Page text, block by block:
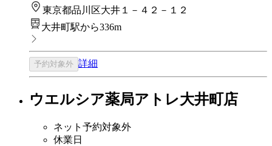
東京都品川区大井１－４２－１２
大井町駅から336m
予約対象外 詳細
ウエルシア薬局アトレ大井町店
ネット予約対象外
休業日